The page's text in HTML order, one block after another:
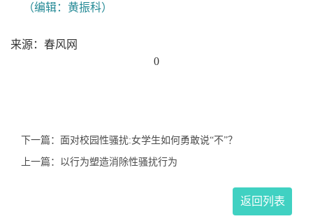
（编辑：黄振科）
来源：春风网
0
下一篇：面对校园性骚扰:女学生如何勇敢说“不”？
上一篇：以行为塑造消除性骚扰行为
返回列表